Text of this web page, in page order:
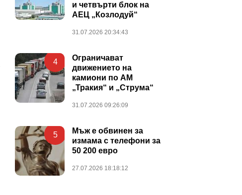
и четвърти блок на
АЕЦ „Козлодуй“
31.07.2026 20:34:43
4
Ограничават
движението на
камиони по АМ
„Тракия“ и „Струма“
31.07.2026 09:26:09
5
Мъж е обвинен за
измама с телефони за
50 200 евро
27.07.2026 18:18:12